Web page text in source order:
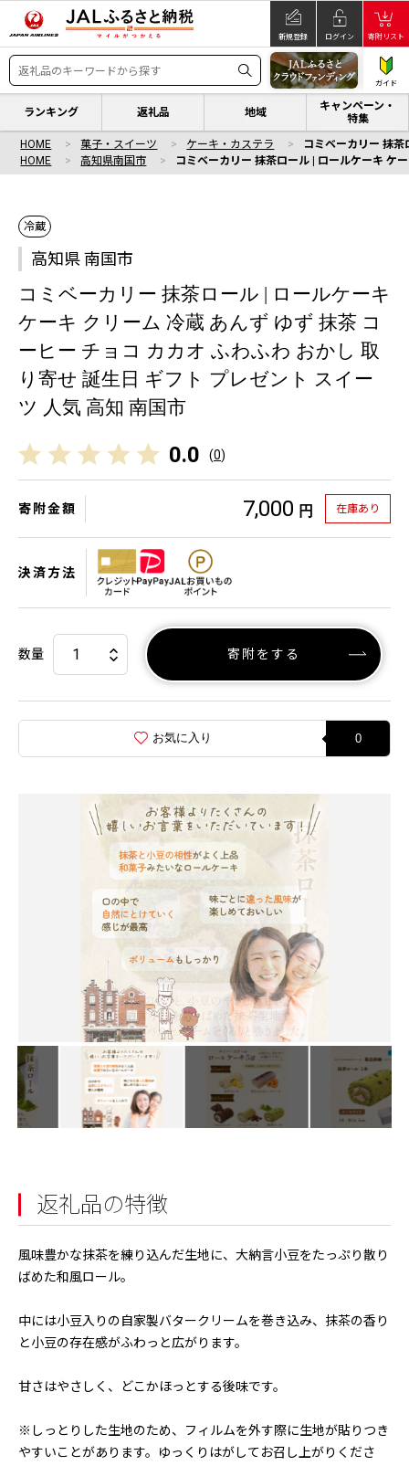
新規登録 ログイン 寄附リスト
ガイド
ランキング 返礼品 地域
キャンペーン・
特集
HOME 菓子・スイーツ ケーキ・カステラ
コミベーカリー 抹
HOME
高知県南国市 コミベーカリー 抹茶ロール | ロールケーキ ケ
冷蔵
高知県 南国市
コミベーカリー 抹茶ロール | ロールケーキ
ケーキ クリーム 冷蔵 あんず ゆず 抹茶 コ
ーヒー チョコ カカオ ふわふわ おかし 取
り寄せ 誕生日 ギフト プレゼント スイー
ツ 人気 高知 南国市
0.0 (0)
寄附金額 7,000 円 在庫あり
決済方法
数量 寄附をする
お気に入り 0
返礼品の特徴
風味豊かな抹茶を練り込んだ生地に、大納言小豆をたっぷり散り
ばめた和風ロール。
中には小豆入りの自家製バタークリームを巻き込み、抹茶の香り
と小豆の存在感がふわっと広がります。
甘さはやさしく、どこかほっとする後味です。
※しっとりした生地のため、フィルムを外す際に生地が貼りつき
やすいことがあります。ゆっくりはがしてお召し上がりくださ